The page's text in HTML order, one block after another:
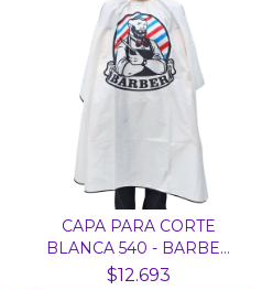
CAPA PARA CORTE
BLANCA 540 - BARBER
OVAL...
$12.693